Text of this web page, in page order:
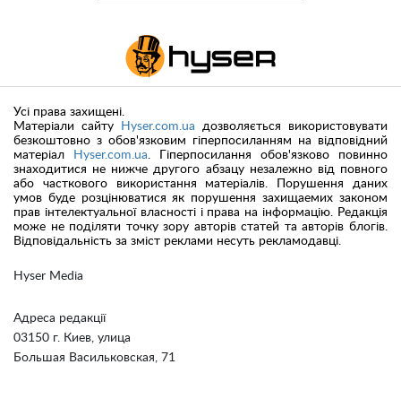
Hyser Media
Адреса редакції
03150 г. Киев, улица
Большая Васильковская, 71
Усі права захищені.
Матеріали сайту
Hyser.com.ua дозволяється використовувати
безкоштовно з обов'язковим гіперпосиланням на відповідний
матеріал
Hyser.com.ua . Гіперпосилання обов'язково повинно
знаходитися не нижче другого абзацу незалежно від повного
або часткового використання матеріалів. Порушення даних
умов буде розцінюватися як порушення захищаемих законом
прав інтелектуальної власності і права на інформацію. Редакція
може не поділяти точку зору авторів статей та авторів блогів.
Відповідальність за зміст реклами несуть рекламодавці.